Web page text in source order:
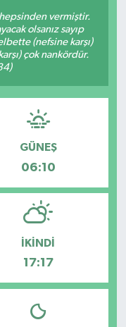
vermiştir.
olsanız sayıp
(nefsine karşı)
çok nankördür.
GÜNEŞ
06:10
İKINDI
17:17